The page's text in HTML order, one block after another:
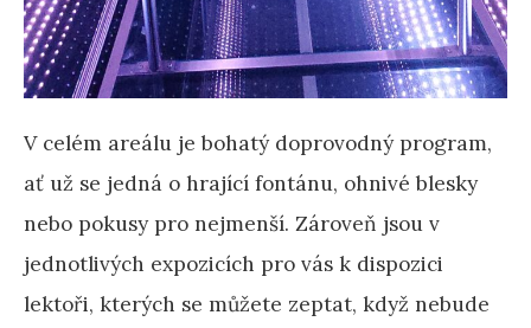
V celém areálu je bohatý doprovodný program,
ať už se jedná o hrající fontánu, ohnivé blesky
nebo pokusy pro nejmenší. Zároveň jsou v
jednotlivých expozicích pro vás k dispozici
lektoři, kterých se můžete zeptat, když nebude